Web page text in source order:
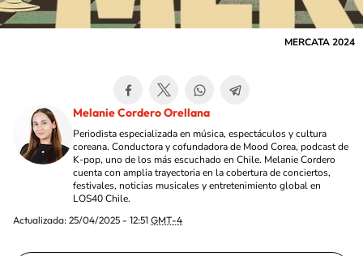
MERCATA 2024
Melanie Cordero Orellana
Periodista especializada en música, espectáculos y cultura
coreana. Conductora y cofundadora de Mood Corea, podcast de
K-pop, uno de los más escuchado en Chile. Melanie Cordero
cuenta con amplia trayectoria en la cobertura de conciertos,
festivales, noticias musicales y entretenimiento global en
LOS40 Chile.
Actualizada: 25/04/2025 - 12:51 GMT-4